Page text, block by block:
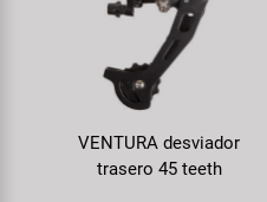
VENTURA desviador
trasero 45 teeth